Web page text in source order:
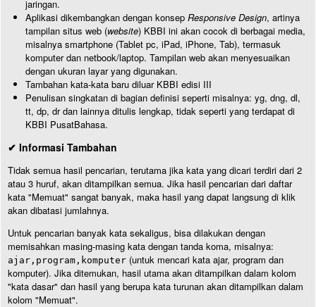
jaringan.
Aplikasi dikembangkan dengan konsep Responsive Design, artinya
tampilan situs web (website) KBBI ini akan cocok di berbagai media,
misalnya smartphone (Tablet pc, iPad, iPhone, Tab), termasuk
komputer dan netbook/laptop. Tampilan web akan menyesuaikan
dengan ukuran layar yang digunakan.
Tambahan kata-kata baru diluar KBBI edisi III
Penulisan singkatan di bagian definisi seperti misalnya: yg, dng, dl,
tt, dp, dr dan lainnya ditulis lengkap, tidak seperti yang terdapat di
KBBI PusatBahasa.
✔ Informasi Tambahan
Tidak semua hasil pencarian, terutama jika kata yang dicari terdiri dari 2
atau 3 huruf, akan ditampilkan semua. Jika hasil pencarian dari daftar
kata "Memuat" sangat banyak, maka hasil yang dapat langsung di klik
akan dibatasi jumlahnya.
Untuk pencarian banyak kata sekaligus, bisa dilakukan dengan
memisahkan masing-masing kata dengan tanda koma, misalnya:
ajar,program,komputer (untuk mencari kata ajar, program dan
komputer). Jika ditemukan, hasil utama akan ditampilkan dalam kolom
"kata dasar" dan hasil yang berupa kata turunan akan ditampilkan dalam
kolom "Memuat".